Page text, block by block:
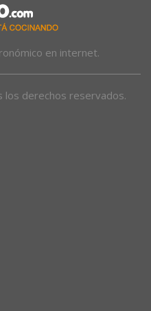
en internet.
derechos reservados.